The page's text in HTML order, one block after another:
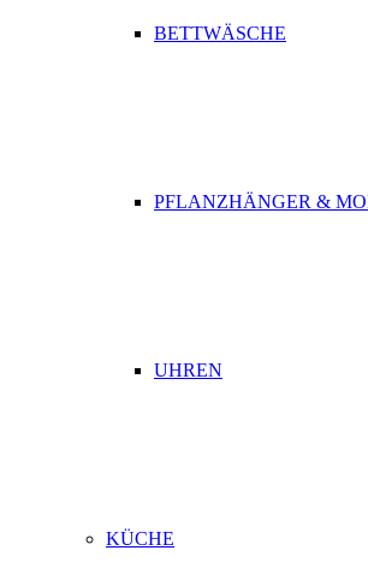
BETTWÄSCHE
PFLANZHÄNGER &
UHREN
KÜCHE